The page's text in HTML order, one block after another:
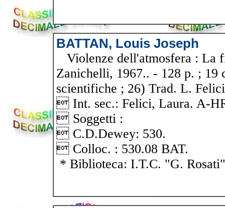
BATTAN, Louis Joseph
Violenze dell'atmosfera : La
Zanichelli, 1967.. - 128 p. ;
scientifiche ; 26) Trad. L. Felici
 Int. sec.: Felici, Laura. A-
 Soggetti :
 C.D.Dewey: 530.
 Colloc. : 530.08 BAT.
* Biblioteca: I.T.C. "G. Rosati"